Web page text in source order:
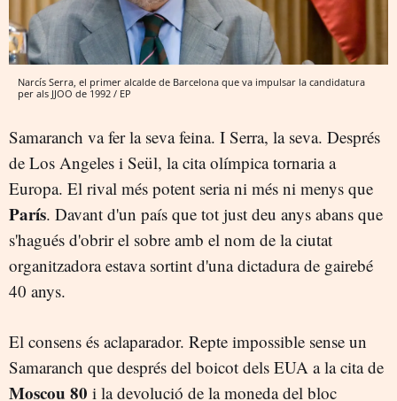
Narcís Serra, el primer alcalde de Barcelona que va impulsar la candidatura
per als JJOO de 1992 / EP
Samaranch va fer la seva feina. I Serra, la seva. Després
de Los Angeles i Seül, la cita olímpica tornaria a
Europa. El rival més potent seria ni més ni menys que
París. Davant d'un país que tot just deu anys abans que
s'hagués d'obrir el sobre amb el nom de la ciutat
organitzadora estava sortint d'una dictadura de gairebé
40 anys.
El consens és aclaparador. Repte impossible sense un
Samaranch que després del boicot dels EUA a la cita de
Moscou 80 i la devolució de la moneda del bloc